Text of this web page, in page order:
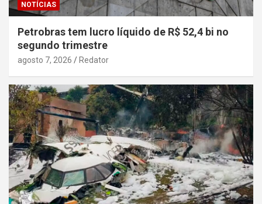
NOTÍCIAS
Petrobras tem lucro líquido de R$ 52,4 bi no
segundo trimestre
agosto 7, 2026 Redator